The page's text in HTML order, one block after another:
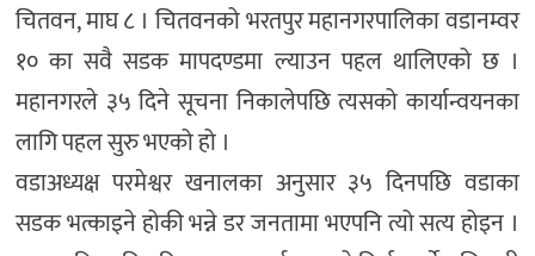
चितवन, माघ ८ । चितवनको भरतपुर महानगरपालिका वडानम्वर
१० का सवै सडक मापदण्डमा ल्याउन पहल थालिएको छ ।
महानगरले ३५ दिने सूचना निकालेपछि त्यसको कार्यान्वयनका
लागि पहल सुरु भएको हो ।
वडाअध्यक्ष परमेश्वर खनालका अनुसार ३५ दिनपछि वडाका
सडक भत्काइने होकी भन्ने डर जनतामा भएपनि त्यो सत्य होइन ।